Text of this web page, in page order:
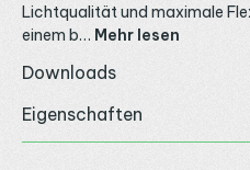
Lichtqualität und maximale
einem b… Mehr lesen
Downloads
Eigenschaften